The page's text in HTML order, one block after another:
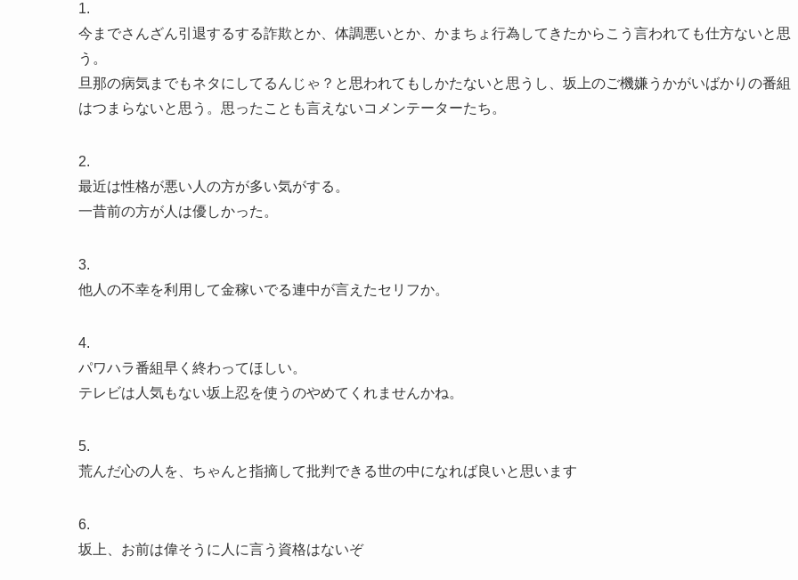
1.
今までさんざん引退するする詐欺とか、体調悪いとか、かまちょ行為してきたからこう言われても仕方ないと思
う。
旦那の病気までもネタにしてるんじゃ？と思われてもしかたないと思うし、坂上のご機嫌うかがいばかりの番組
はつまらないと思う。思ったことも言えないコメンテーターたち。
2.
最近は性格が悪い人の方が多い気がする。
一昔前の方が人は優しかった。
3.
他人の不幸を利用して金稼いでる連中が言えたセリフか。
4.
パワハラ番組早く終わってほしい。
テレビは人気もない坂上忍を使うのやめてくれませんかね。
5.
荒んだ心の人を、ちゃんと指摘して批判できる世の中になれば良いと思います
6.
坂上、お前は偉そうに人に言う資格はないぞ